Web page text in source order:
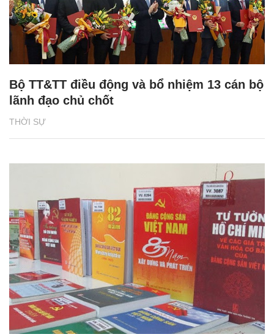
THỜI SỰ
Bộ TT&TT điều động và bổ nhiệm 13 cán bộ
lãnh đạo chủ chốt